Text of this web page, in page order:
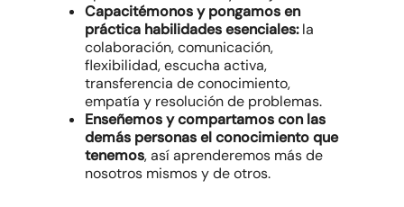
Capacitémonos y pongamos en
práctica habilidades esenciales:la
colaboración, comunicación,
flexibilidad, escucha activa,
transferencia de conocimiento,
empatía y resolución de problemas.
Enseñemos y compartamos con las
demás personas el conocimiento que
tenemos, así aprenderemos más de
nosotros mismos y de otros.